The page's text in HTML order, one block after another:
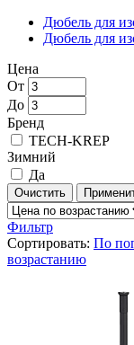
Дюбель для
Дюбель для
Цена
От
До
Бренд
TECH-KREP
Зимний
Да
Очистить
Фильтр
Сортировать: По
возрастанию